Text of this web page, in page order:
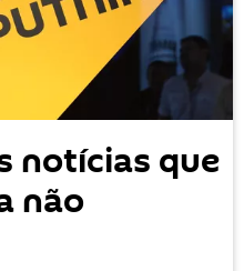
notícias que
não